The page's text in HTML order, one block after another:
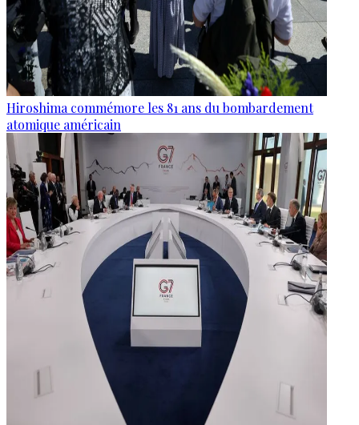
Hiroshima commémore les 81 ans du bombardement
atomique américain